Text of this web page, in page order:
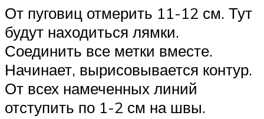
От пуговиц отмерить 11-12 см. Тут
будут находиться лямки.
Соединить все метки вместе.
Начинает, вырисовывается контур.
От всех намеченных линий
отступить по 1-2 см на швы.